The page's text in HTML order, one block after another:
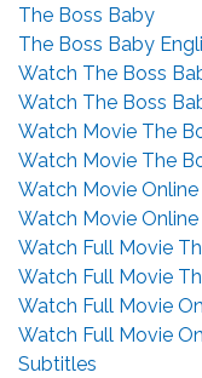
The Boss Baby
The Boss Baby
Watch The Boss
Watch The Boss
Watch Movie The
Watch Movie The
Watch Movie
Watch Movie
Watch Full Movie
Watch Full Movie
Watch Full Movie
Watch Full Movie
Subtitles